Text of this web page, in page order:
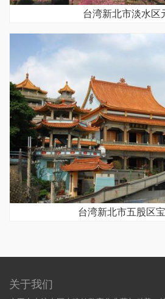
台湾新北市淡水区
台湾新北市五股区
关于我们